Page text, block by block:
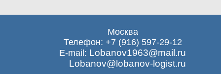
Москва
Телефон: +7 (916) 597-29-12
E-mail: Lobanov1963@mail.ru
Lobanov@lobanov-logist.ru